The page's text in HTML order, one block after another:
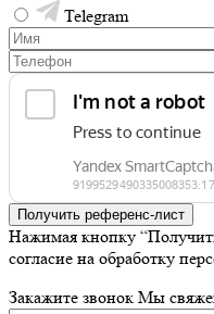
Telegram
Получить референс-лист
Нажимая кнопку
согласие на обработку
Закажите звонок Мы